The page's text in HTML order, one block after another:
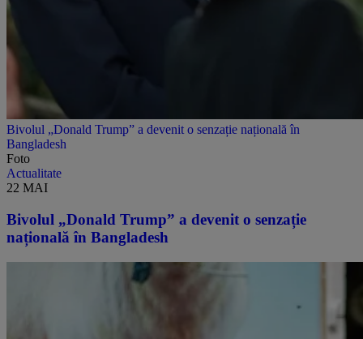
Bivolul „Donald Trump” a devenit o senzație națională în
Bangladesh
Foto
Actualitate
22 MAI
Bivolul „Donald Trump” a devenit o senzație
națională în Bangladesh